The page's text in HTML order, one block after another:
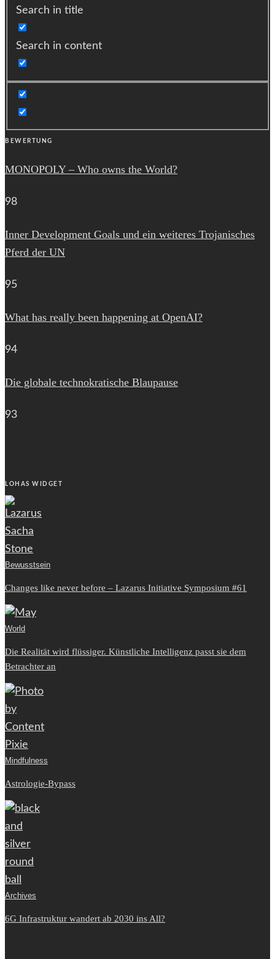
Search in title
Search in content
BEWERTUNG
MONOPOLY – Who owns the World?
98
Inner Development Goals und ein weiteres Trojanisches
Pferd der UN
95
What has really been happening at OpenAI?
94
Die globale technokratische Blaupause
93
LOHAS WIDGET
Bewusstsein
Changes like never before – Lazarus Initiative Symposium #61
World
Die Realität wird flüssiger. Künstliche Intelligenz passt sie dem
Betrachter an
Mindfulness
Astrologie-Bypass
Archives
6G Infrastruktur wandert ab 2030 ins All?